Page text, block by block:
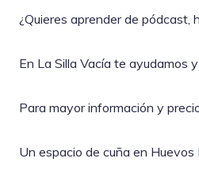
¿Quieres aprender de
En La Silla Vacía te ayudamos
Para mayor información y
Un espacio de cuña en